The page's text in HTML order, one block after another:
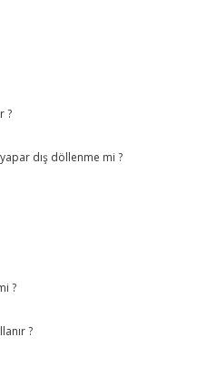
?
dış döllenme mi ?
?
?